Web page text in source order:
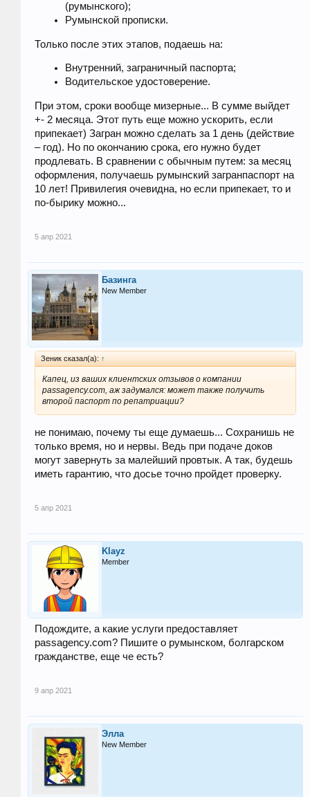
(румынского);
Румынской прописки.
Только после этих этапов, подаешь на:
Внутренний, заграничный паспорта;
Водительское удостоверение.
При этом, сроки вообще мизерные... В сумме выйдет
+- 2 месяца. Этот путь еще можно ускорить, если
припекает) Загран можно сделать за 1 день (действие
– год). Но по окончанию срока, его нужно будет
продлевать. В сравнении с обычным путем: за месяц
оформления, получаешь румынский загранпаспорт на
10 лет! Привилегия очевидна, но если припекает, то и
по-бырику можно...
5 апр 2021
Базинга
New Member
Зеник сказал(а): ↑
Капец, из ваших клиентских отзывов о компании
passagency.com, аж задумался: может также получить
второй паспорт по репатриации?
не понимаю, почему ты еще думаешь... Сохранишь не
только время, но и нервы. Ведь при подаче доков
могут завернуть за малейший провтык. А так, будешь
иметь гарантию, что досье точно пройдет проверку.
5 апр 2021
Klayz
Member
Подождите, а какие услуги предоставляет
passagency.com? Пишите о румынском, болгарском
гражданстве, еще че есть?
9 апр 2021
Элла
New Member